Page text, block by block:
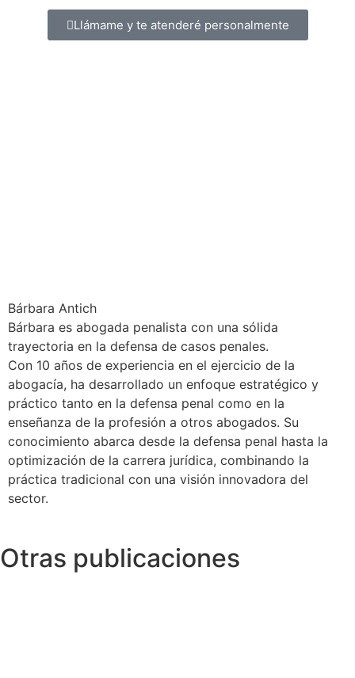
Llámame y te atenderé personalmente
Bárbara Antich
Bárbara es abogada penalista con una sólida
trayectoria en la defensa de casos penales.
Con 10 años de experiencia en el ejercicio de la
abogacía, ha desarrollado un enfoque estratégico y
práctico tanto en la defensa penal como en la
enseñanza de la profesión a otros abogados. Su
conocimiento abarca desde la defensa penal hasta la
optimización de la carrera jurídica, combinando la
práctica tradicional con una visión innovadora del
sector.
Otras publicaciones